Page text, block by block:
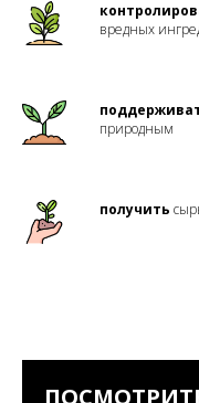
вредных
природным
получить